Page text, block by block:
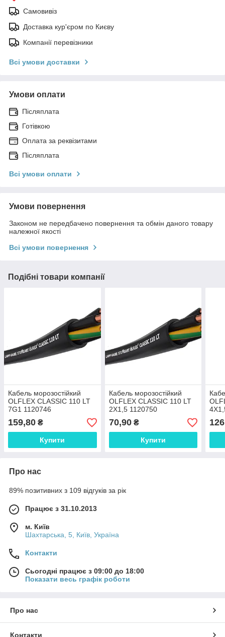
Самовивіз
Доставка кур'єром по Києву
Компанії перевізники
Всі умови доставки
Умови оплати
Післяплата
Готівкою
Оплата за реквізитами
Післяплата
Всі умови оплати
Умови повернення
Законом не передбачено повернення та обмін даного товару
належної якості
Всі умови повернення
Подібні товари компанії
Кабель морозостійкий
OLFLEX CLASSIC 110 LT
7G1 1120746
159,80 ₴
Купити
Кабель морозостійкий
OLFLEX CLASSIC 110 LT
2X1,5 1120750
70,90₴
Купити
Про нас
89% позитивних з 109 відгуків за рік
Працює з 31.10.2013
м. Київ
Шахтарська, 5, Київ, Україна
Контакти
Сьогодні працює з 09:00 до 18:00
Показати весь графік роботи
Про нас
Контакти